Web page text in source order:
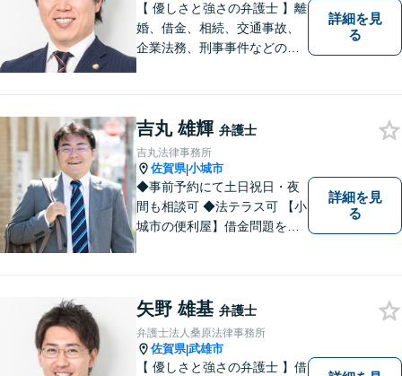
【 優しさと強さの弁護士 】離
婚、借金、相続、交通事故、
企業法務、刑事事件などのご
なリーガルサービスを提供い
たします。
詳細を見
る
吉丸 雄輝 弁護士
吉丸法律事務所
佐賀県|小城市
◆事前予約にて土日祝日・夜
間も相談可 ◆法テラス可 【小
城市の便利屋】借金問題を中
詳細を見
る
矢野 雄基 弁護士
弁護士法人桑原法律事務所
佐賀県|武雄市
【 優しさと強さの弁護士 】借